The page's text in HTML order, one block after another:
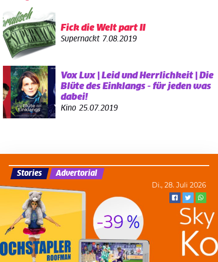
Fick die Welt part II
Supernackt 7.08.2019
Vox Lux | Leid und Herrlichkeit | Die
Blüte des Einklangs - für jeden was
dabei!
Kino 25.07.2019
Stories Advertorial
Di., 28. Juli 2026